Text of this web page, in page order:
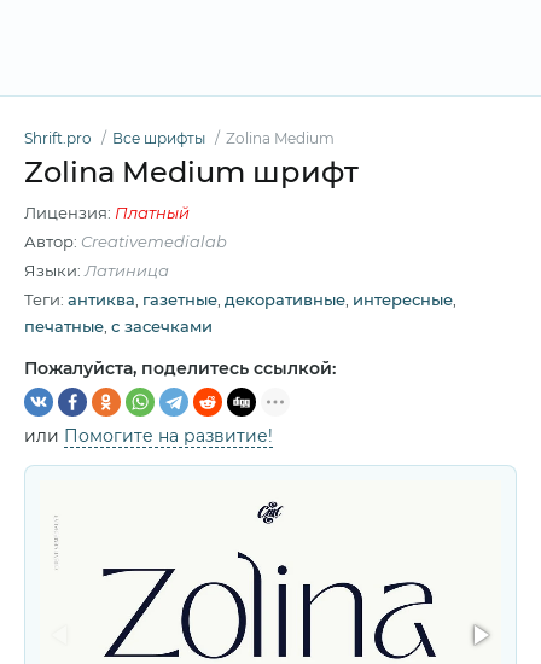
Shrift.pro Все шрифты Zolina Medium
Zolina Medium шрифт
Лицензия: Платный
Автор: Creativemedialab
Языки: Латиница
Теги: антиква газетные декоративные интересные
печатные с засечками
Пожалуйста, поделитесь ссылкой:
или Помогите на развитие!